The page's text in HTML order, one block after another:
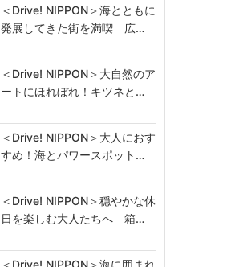
＜Drive! NIPPON＞海とともに
発展してきた街を満喫 広…
＜Drive! NIPPON＞大自然のア
ートにほれぼれ！キツネと…
＜Drive! NIPPON＞大人におす
すめ！海とパワースポット…
＜Drive! NIPPON＞穏やかな休
日を楽しむ大人たちへ 箱…
＜Drive! NIPPON＞海に囲まれ